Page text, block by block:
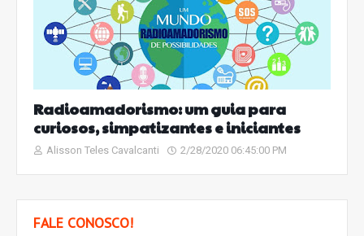
Radioamadorismo: um guia para
curiosos, simpatizantes e iniciantes
Alisson Teles Cavalcanti 2/28/2020 06:45:00 PM
FALE CONOSCO!